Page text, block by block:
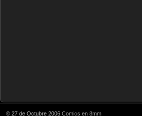
© 27 de Octubre 2006 Comics en 8mm